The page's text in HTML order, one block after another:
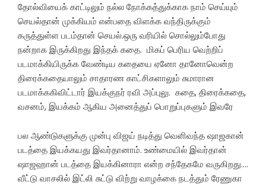
தோல்வியைக் காட்டிலும் நல்ல நோக்கத்துக்காக நாம் செய்யும்
செயல்தான் முக்கியம் என்பதை விளக்க வந்திருக்கும்
கருத்துள்ள படம்தான் செயல்.ஒரு வரியில் சொல்லும்போது
நன்றாக இருக்கிறது இந்தக் கதை. மிகப் பெரிய வெற்றிப்
படமாக்கியிருக்க வேண்டிய கதையை ஏனோ தானோவென்ற
திரைக்கதையாலும் சாதாரண காட்சிகளாலும் சுமாரான
படமாக்ககிவிட்டார் இயக்குநர் ரவி அப்புலு. கதை, திரைக்கதை,
வசனம், இயக்கம் ஆகிய அனைத்துப் பொறுப்புகளும் இவரே
பல ஆண்டுகளுக்கு முன்பு விஜய் நடித்து வெளிவந்த ஷாஜகான்
படத்தை இயக்கயது இவர்தானாம். உண்மையில் இவர்தான்
ஷாஜஹான் படத்தை இயக்கினாரா என்ற சந்தேகமே வருகிறது….
வீட்டு வாசலில் இட்லி சுட்டு விற்று வாழக்கை நடத்தும் ரேணுகா